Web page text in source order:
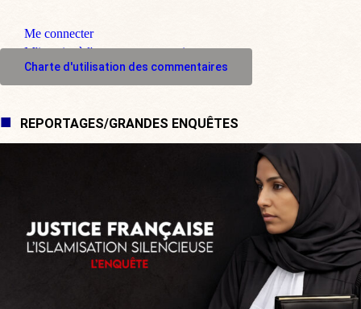
Me connecter
M'inscrire à l'espace commentaire
Charte d'utilisation des commentaires
REPORTAGES/GRANDES ENQUÊTES